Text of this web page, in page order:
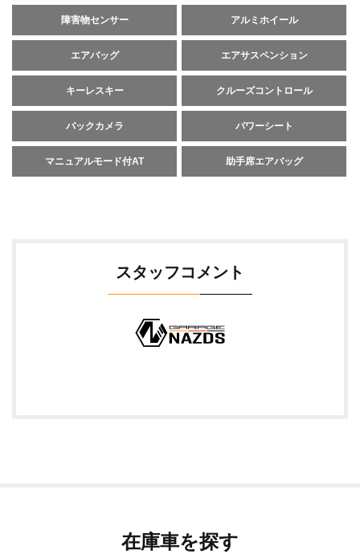
障害物センサー アルミホイール
エアバッグ エアサスペンション
キーレスキー クルーズコントロール
バックカメラ パワーシート
マニュアルモード付AT 助手席エアバッグ
スタッフコメント
在庫車を探す